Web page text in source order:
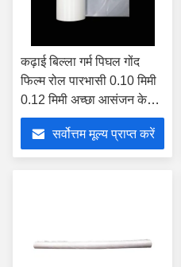
कढ़ाई बिल्ला गर्म पिघल गोंद
फिल्म रोल पारभासी 0.10 मिमी
0.12 मिमी अच्छा आसंजन के
साथ
सर्वोत्तम मूल्य प्राप्त करें